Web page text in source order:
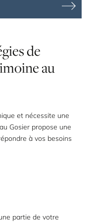
de
au
et nécessite une
Gosier propose une
à vos besoins
partie de votre